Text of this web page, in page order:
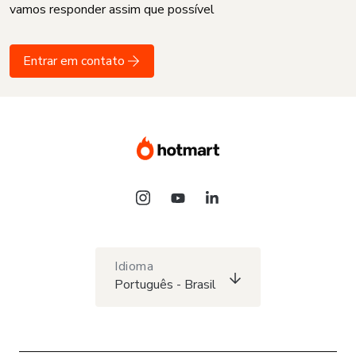
vamos responder assim que possível
Entrar em contato
Idioma
Português - Brasil